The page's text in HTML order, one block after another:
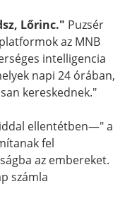
Lőrinc." Puzsér
az MNB
intelligencia
napi 24 órában,
kereskednek."
ellentétben—" a
fel
az embereket.
számla